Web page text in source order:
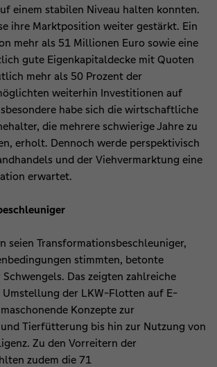
einem stabilen Niveau halten konnten.
ihre Marktposition weiter gestärkt. Ein
mehr als 51 Millionen Euro sowie eine
gute Eigenkapitaldecke mit Quoten
mehr als 50 Prozent der
weiterhin Investitionen auf
habe sich die wirtschaftliche
die mehrere schwierige Jahre zu
erholt. Dennoch werde perspektivisch
und der Viehvermarktung eine
erwartet.
seien Transformationsbeschleuniger,
stimmten, betonte
Das zeigten zahlreiche
Umstellung der LKW-Flotten auf E-
Konzepte zur
Tierfütterung bis hin zur Nutzung von
Zu den Vorreitern der
zudem die 71